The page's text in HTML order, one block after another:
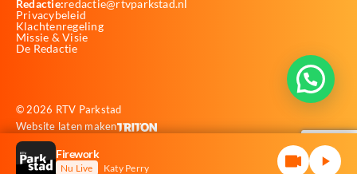
Redactie:redactie@rtvparkstad.nl
Privacybeleid
Klachtenregeling
Missie & Visie
De Redactie
© 2026 RTV Parkstad
Website laten maken
Firework
Nu Live Katy Perry